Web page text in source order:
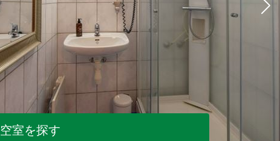
空室を探す